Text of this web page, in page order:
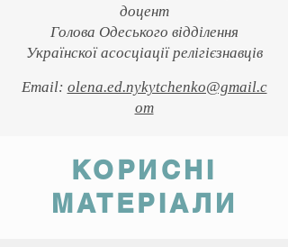
доцент
Голова Одеського відділення
Українскої асосціації релігієзнавців
Email: olena.ed.nykytchenko@gmail.c
om
КОРИСНІ
МАТЕРІАЛИ